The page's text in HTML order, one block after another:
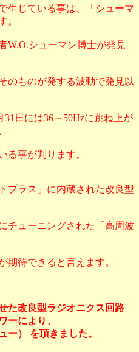
生じている事は、「シューマ
。
W.O.シューマン博士が発見
のものが発する波動で発見以
31日には36～50Hzに跳ね上が
る事が判ります。
プラス」に内蔵された改良型
チューニングされた「高周波
期待できると言えます。
た改良型ラジオニクス回路
ーにより、
ー） を頂きました。